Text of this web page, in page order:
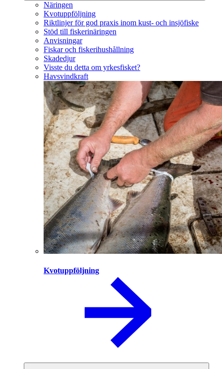
Näringen
Kvotuppföljning
Riktlinjer för god praxis inom kust- och insjöfiske
Stöd till fiskerinäringen
Anvisningar
Fiskar och fiskerihushållning
Skadedjur
Visste du detta om yrkesfisket?
Havsvindkraft
Kvotuppföljning